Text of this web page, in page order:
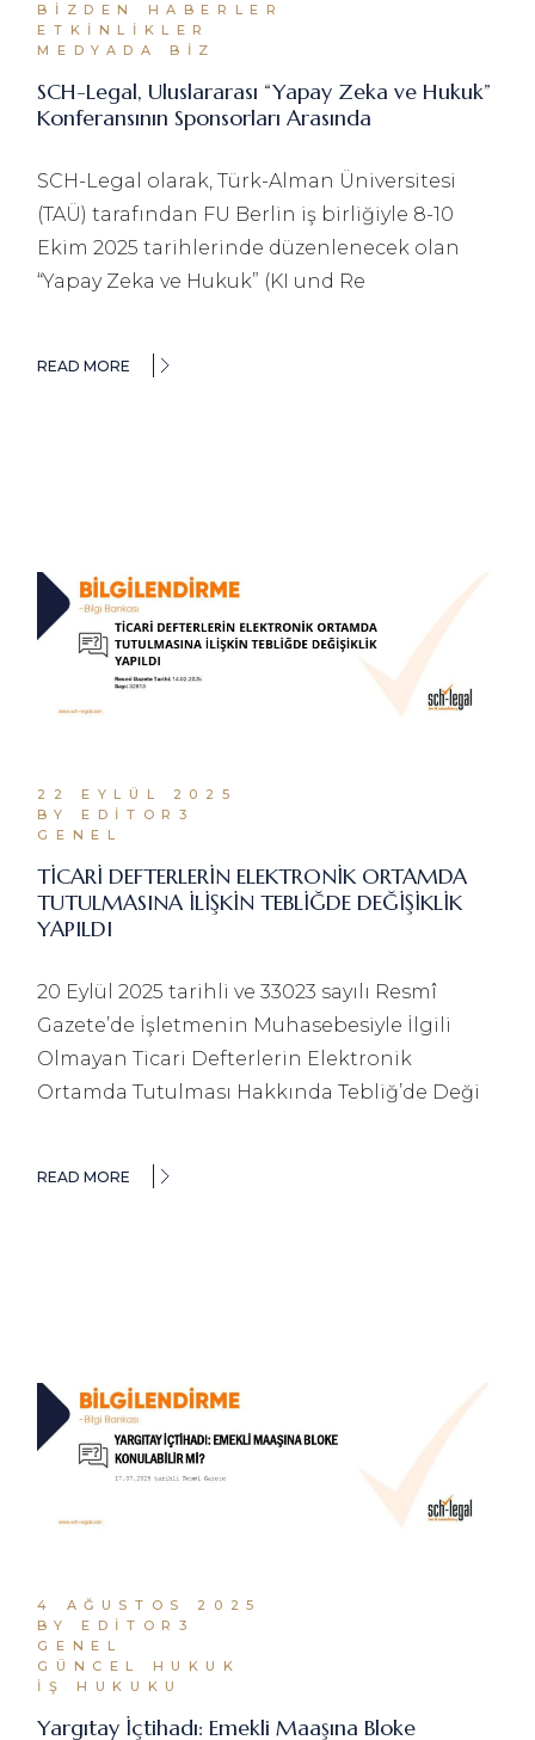
BIZDEN HABERLER
ETKINLIKLER
MEDYADA BIZ
SCH-Legal, Uluslararası “Yapay Zeka ve Hukuk”
Konferansının Sponsorları Arasında
SCH-Legal olarak, Türk-Alman Üniversitesi
(TAÜ) tarafından FU Berlin iş birliğiyle 8-10
Ekim 2025 tarihlerinde düzenlenecek olan
“Yapay Zeka ve Hukuk” (KI und Re
READ MORE
22 EYLÜL 2025
BY EDITOR3
GENEL
TİCARİ DEFTERLERİN ELEKTRONİK ORTAMDA
TUTULMASINA İLİŞKİN TEBLİĞDE DEĞİŞİKLİK
YAPILDI
20 Eylül 2025 tarihli ve 33023 sayılı Resmî
Gazete’de İşletmenin Muhasebesiyle İlgili
Olmayan Ticari Defterlerin Elektronik
Ortamda Tutulması Hakkında Tebliğ’de Deği
READ MORE
4 AĞUSTOS 2025
BY EDITOR3
GENEL
GÜNCEL HUKUK
İŞ HUKUKU
Yargıtay İçtihadı: Emekli Maaşına Bloke